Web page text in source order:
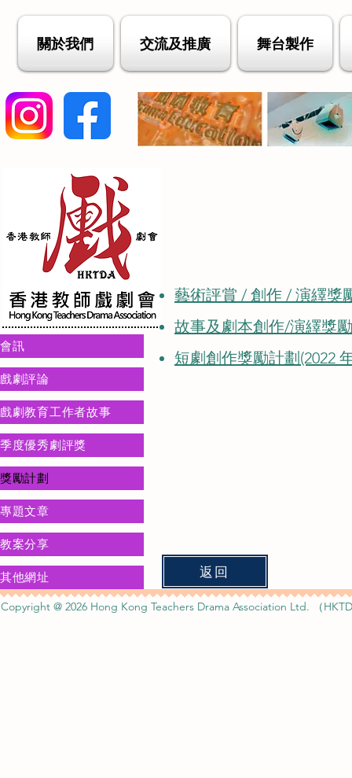
關於我們 交流及推廣 舞台製作
會訊
戲劇評論
戲劇教育工作者故事
藝術評賞 / 創作 / 演繹獎
故事及劇本創作/演繹獎
短劇創作獎勵計劃(2022
季度優秀劇評獎
獎勵計劃
專題文章
教案分享
其他網址 返回
Copyright @ 2026 Hong Kong Teachers Drama Association Ltd. （